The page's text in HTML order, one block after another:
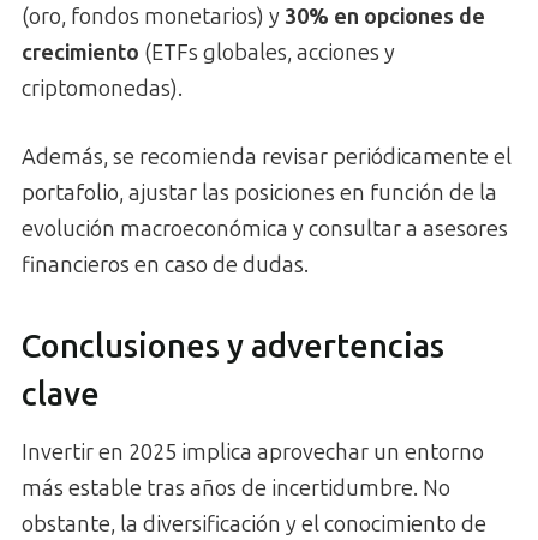
(oro, fondos monetarios) y 30% en opciones de
crecimiento (ETFs globales, acciones y
criptomonedas).
Además, se recomienda revisar periódicamente el
portafolio, ajustar las posiciones en función de la
evolución macroeconómica y consultar a asesores
financieros en caso de dudas.
Conclusiones y advertencias
clave
Invertir en 2025 implica aprovechar un entorno
más estable tras años de incertidumbre. No
obstante, la diversificación y el conocimiento de